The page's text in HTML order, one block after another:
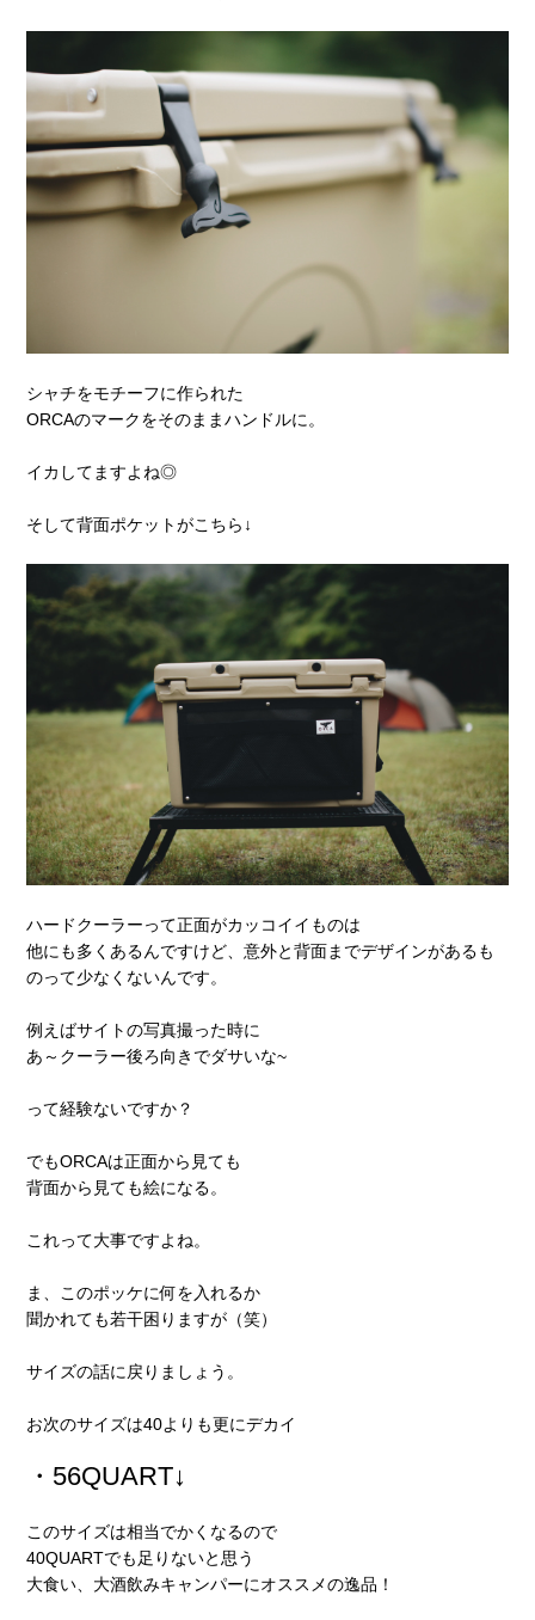
シャチをモチーフに作られた
ORCAのマークをそのままハンドルに。
イカしてますよね◎
そして背面ポケットがこちら↓
ハードクーラーって正面がカッコイイものは
他にも多くあるんですけど、意外と背面までデザインがあるも
のって少なくないんです。
例えばサイトの写真撮った時に
あ～クーラー後ろ向きでダサいな~
って経験ないですか？
でもORCAは正面から見ても
背面から見ても絵になる。
これって大事ですよね。
ま、このポッケに何を入れるか
聞かれても若干困りますが（笑）
サイズの話に戻りましょう。
お次のサイズは40よりも更にデカイ
・56QUART↓
このサイズは相当でかくなるので
40QUARTでも足りないと思う
大食い、大酒飲みキャンパーにオススメの逸品！